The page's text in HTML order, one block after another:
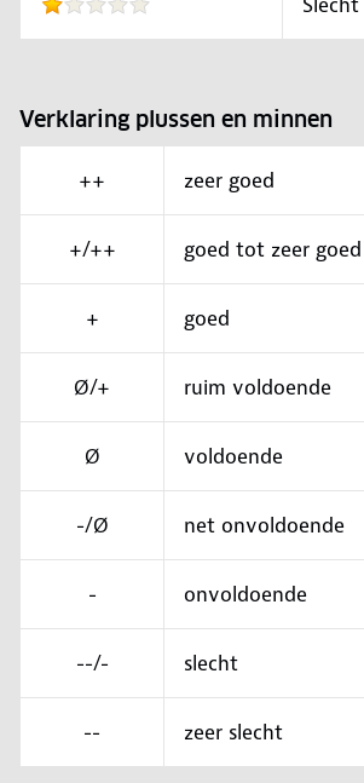
Verklaring plussen en minnen
++ zeer goed
+/++ goed tot zeer goed
+ goed
Ø/+ ruim voldoende
Ø voldoende
-/Ø net onvoldoende
- onvoldoende
--/- slecht
-- zeer slecht